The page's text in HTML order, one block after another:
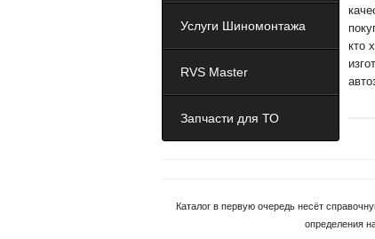
Услуги Шиномонтажа
RVS Master
Запчасти для ТО
кто
Каталог в первую очередь несёт
определения